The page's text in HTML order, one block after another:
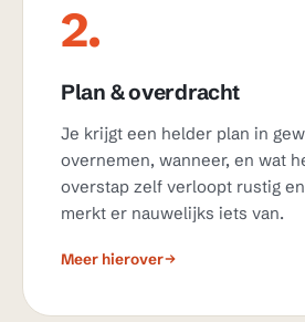
2.
Plan & overdracht
Je krijgt een helder plan in
overnemen, wanneer, en wat
overstap zelf verloopt rustig
merkt er nauwelijks iets van.
Meer hierover